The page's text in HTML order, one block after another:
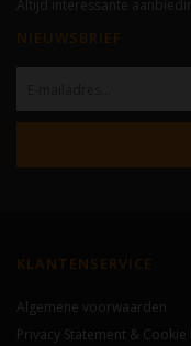
Altijd interessante
NIEUWSBRIEF
KLANTENSERVICE
Algemene voorwaarden
Privacy Statement &